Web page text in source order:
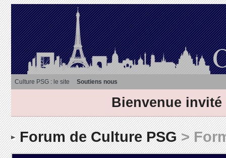
Culture PSG : le site Soutiens nous
Bienvenue invité
Forum de Culture PSG>